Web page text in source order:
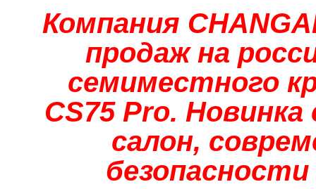
Компания
продаж на
семиместного
CS75 Pro.
салон,